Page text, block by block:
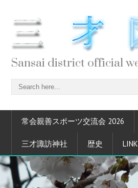
Sansai district official
常会親善スポーツ交流会 2026
三才諏訪神社 歴史 LINK